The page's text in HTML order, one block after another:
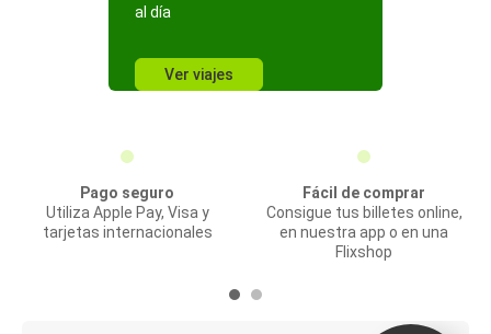
al día
Ver viajes
Pago seguro
Utiliza Apple Pay, Visa y
tarjetas internacionales
Fácil de comprar
Consigue tus billetes online,
en nuestra app o en una
Flixshop